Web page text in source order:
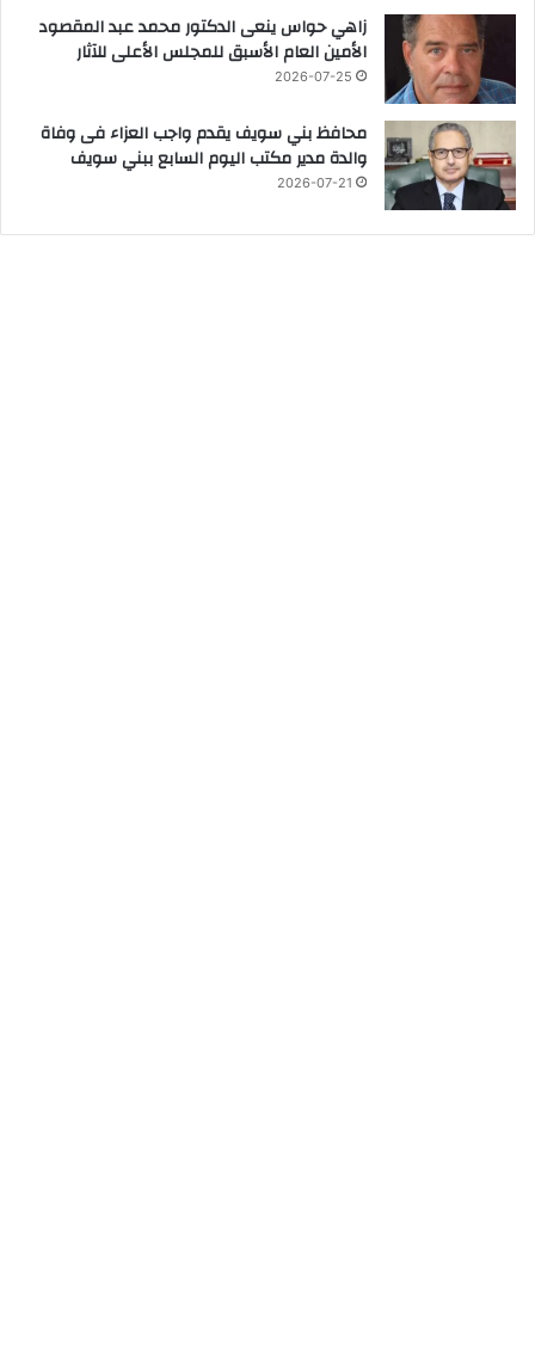
زاهي حواس ينعى الدكتور محمد عبد المقصود
الأمين العام الأسبق للمجلس الأعلى للآثار
2026-07-25
محافظ بني سويف يقدم واجب العزاء فى وفاة
والدة مدير مكتب اليوم السابع ببني سويف
2026-07-21